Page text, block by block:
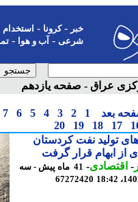
-کرونا-استخدام-
شرعی-آب و هوا-تماس
15
عراق - صفحه یازدهم
بعد 1
2
3
4
5
6
7
8
17
18
19
20
نفت کردستان
ابهام قرار گرفت
-
41 ماه پیش - سه
67272420